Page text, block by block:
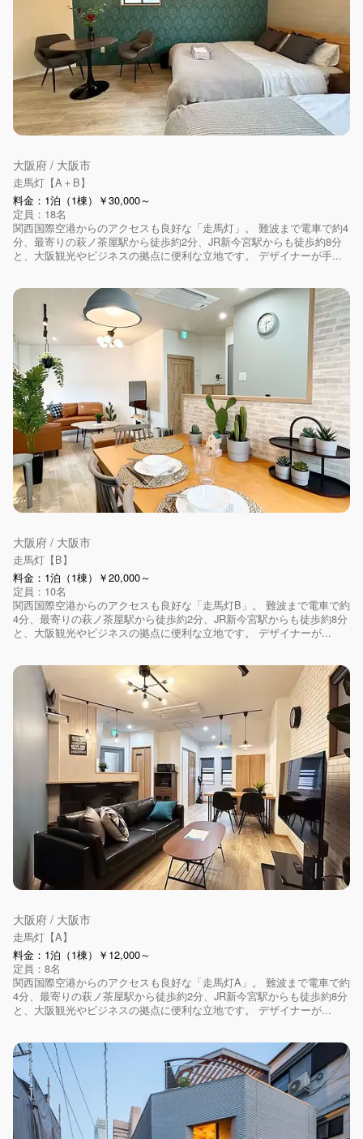
大阪府 / 大阪市
走馬灯【A＋B】
料金：1泊（1棟）￥30,000～
定員：18名
関西国際空港からのアクセスも良好な「走馬灯」。 難波まで電車で約4
分、最寄りの萩ノ茶屋駅から徒歩約2分、JR新今宮駅からも徒歩約8分
と、大阪観光やビジネスの拠点に便利な立地です。 デザイナーが手...
大阪府 / 大阪市
走馬灯【B】
料金：1泊（1棟）￥20,000～
定員：10名
関西国際空港からのアクセスも良好な「走馬灯B」。 難波まで電車で約
4分、最寄りの萩ノ茶屋駅から徒歩約2分、JR新今宮駅からも徒歩約8分
と、大阪観光やビジネスの拠点に便利な立地です。 デザイナーが...
大阪府 / 大阪市
走馬灯【A】
料金：1泊（1棟）￥12,000～
定員：8名
関西国際空港からのアクセスも良好な「走馬灯A」。 難波まで電車で約
4分、最寄りの萩ノ茶屋駅から徒歩約2分、JR新今宮駅からも徒歩約8分
と、大阪観光やビジネスの拠点に便利な立地です。 デザイナーが...